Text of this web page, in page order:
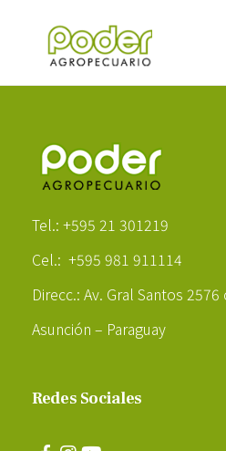
Tel.: +595 21 301219
Cel.: +595 981 911114
Direcc.: Av. Gral Santos
Asunción – Paraguay
Redes Sociales